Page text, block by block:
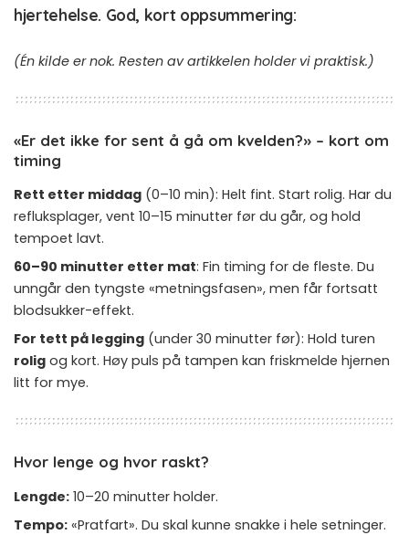
hjertehelse. God, kort oppsummering:
(Én kilde er nok. Resten av artikkelen holder vi praktisk.)
«Er det ikke for sent å gå om kvelden?» – kort om
timing
Rett etter middag (0–10 min): Helt fint. Start rolig. Har du
refluksplager, vent 10–15 minutter før du går, og hold
tempoet lavt.
60–90 minutter etter mat: Fin timing for de fleste. Du
unngår den tyngste «metningsfasen», men får fortsatt
blodsukker-effekt.
For tett på legging (under 30 minutter før): Hold turen
rolig og kort. Høy puls på tampen kan friskmelde hjernen
litt for mye.
Hvor lenge og hvor raskt?
Lengde: 10–20 minutter holder.
Tempo: «Pratfart». Du skal kunne snakke i hele setninger.